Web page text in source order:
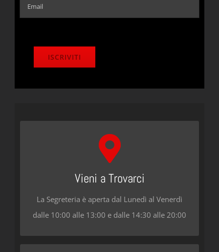
Vieni a Trovarci
La Segreteria è aperta dal Lunedì al Venerdì
dalle 10:00 alle 13:00 e dalle 14:30 alle 20:00
Florence Dance Center
Borgo Stella 23r, 50124, Firenze
CONTATTACI